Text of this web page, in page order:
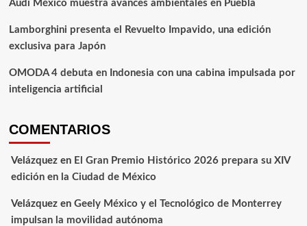
Audi México muestra avances ambientales en Puebla
Lamborghini presenta el Revuelto Impavido, una edición
exclusiva para Japón
OMODA 4 debuta en Indonesia con una cabina impulsada por
inteligencia artificial
COMENTARIOS
Velázquezen El Gran Premio Histórico 2026 prepara su XIV
edición en la Ciudad de México
Velázquezen Geely México y el Tecnológico de Monterrey
impulsan la movilidad autónoma